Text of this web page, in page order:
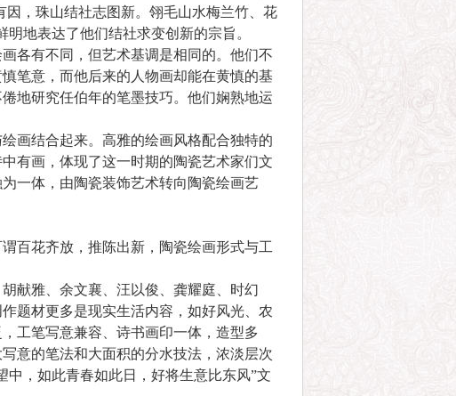
，珠山结社志图新。翎毛山水梅兰竹、花
地表达了他们结社求变创新的宗旨。
各有不同，但艺术基调是相同的。他们不
笔意，而他后来的人物画却能在黄慎的基
地研究任伯年的笔墨技巧。他们娴熟地运
画结合起来。高雅的绘画风格配合独特的
有画，体现了这一时期的陶瓷艺术家们文
一体，由陶瓷装饰艺术转向陶瓷绘画艺
百花齐放，推陈出新，陶瓷绘画形式与工
献雅、余文襄、汪以俊、龚耀庭、时幻
题材更多是现实生活内容，如好风光、农
工笔写意兼容、诗书画印一体，造型多
意的笔法和大面积的分水技法，浓淡层次
，如此青春如此日，好将生意比东风”文